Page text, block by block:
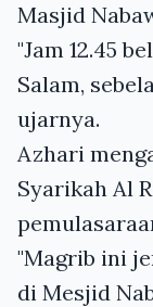
Masjid
"Jam 12.45
Salam,
ujarnya.
Azhari
Syarikah Al
"Magrib ini
di Mesjid